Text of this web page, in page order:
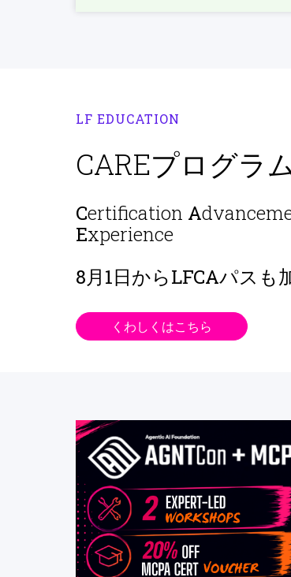
LF EDUCATION
CAREプログラ
Certification A
Experience
8月1日からLFCAパスも
くわしくはこちら